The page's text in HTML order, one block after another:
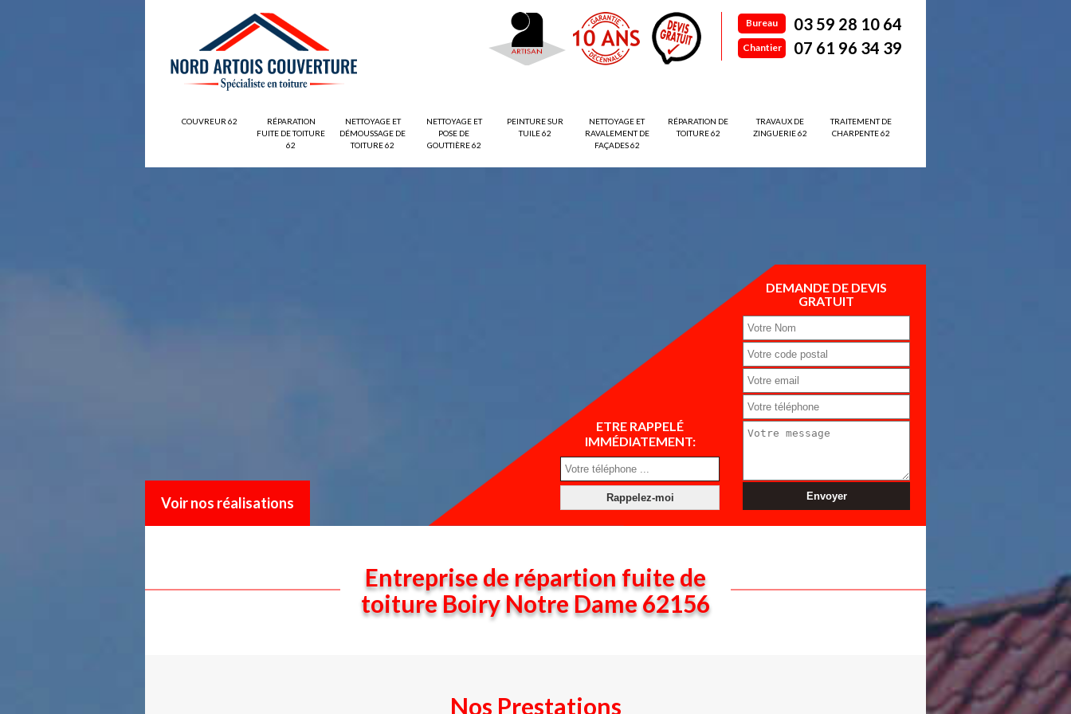
Bureau 03 59 28 10 64
Chantier 07 61 96 34 39
COUVREUR 62
RÉPARATION
FUITE DE TOITURE
62
NETTOYAGE ET
DÉMOUSSAGE DE
TOITURE 62
NETTOYAGE ET
POSE DE
GOUTTIÈRE 62
PEINTURE SUR
TUILE 62
NETTOYAGE ET
RAVALEMENT DE
FAÇADES 62
RÉPARATION DE
TOITURE 62
TRAVAUX DE
ZINGUERIE 62
TRAITEMENT DE
CHARPENTE 62
Voir nos réalisations
ETRE RAPPELÉ
IMMÉDIATEMENT:
DEMANDE DE DEVIS
GRATUIT
Entreprise de répartion fuite de
toiture Boiry Notre Dame 62156
Nos Prestations